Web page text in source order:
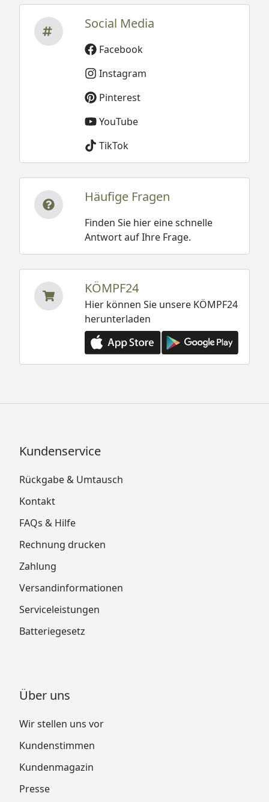
Social Media
Facebook
Instagram
Pinterest
YouTube
TikTok
Häufige Fragen
Finden Sie hier eine schnelle
Antwort auf Ihre Frage.
KÖMPF24
Hier können Sie unsere KÖMPF24
herunterladen
Kundenservice
Rückgabe & Umtausch
Kontakt
FAQs & Hilfe
Rechnung drucken
Zahlung
Versandinformationen
Serviceleistungen
Batteriegesetz
Über uns
Wir stellen uns vor
Kundenstimmen
Kundenmagazin
Presse